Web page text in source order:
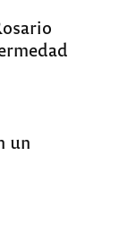
un